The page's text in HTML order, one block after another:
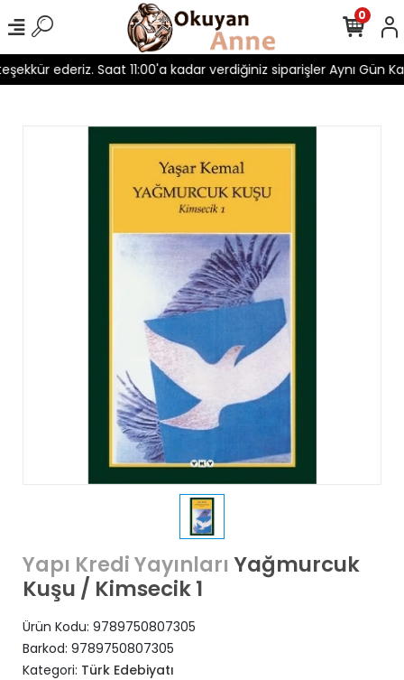
ederiz. Saat 11:00'a kadar verdiğiniz siparişler Aynı Gün
0
Yapı Kredi Yayınları Yağmurcuk
Kuşu / Kimsecik 1
Ürün Kodu: 9789750807305
Barkod: 9789750807305
Kategori: Türk Edebiyatı